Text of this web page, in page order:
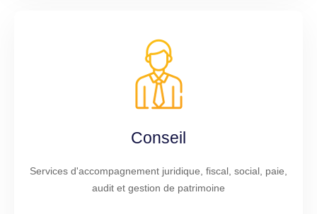
Conseil
Services d'accompagnement juridique, fiscal, social, paie,
audit et gestion de patrimoine